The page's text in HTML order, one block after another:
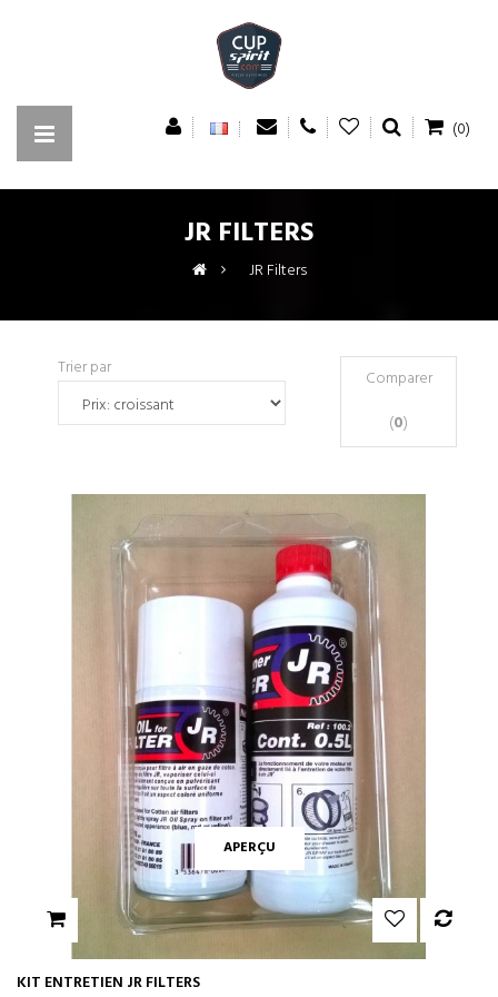
(0)
JR FILTERS
> JR Filters
Trier par
Comparer
(0)
APERÇU
KIT ENTRETIEN JR FILTERS